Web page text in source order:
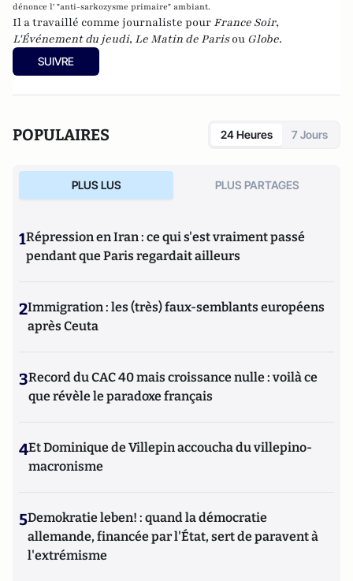
dénonce l' "anti-sarkozysme primaire" ambiant.
Il a travaillé comme journaliste pour France Soir,
L'Événement du jeudi, Le Matin de Parisou Globe.
SUIVRE
POPULAIRES 24 Heures 7 Jours
PLUS LUS PLUS PARTAGES
1Répression en Iran : ce qui s'est vraiment passé
pendant que Paris regardait ailleurs
2Immigration : les (très) faux-semblants européens
après Ceuta
3Record du CAC 40 mais croissance nulle : voilà ce
que révèle le paradoxe français
4Et Dominique de Villepin accoucha du villepino-
macronisme
5Demokratie leben! : quand la démocratie
allemande, financée par l'État, sert de paravent à
l'extrémisme